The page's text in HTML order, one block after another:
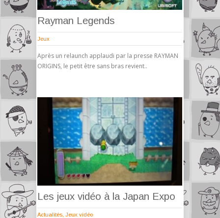
Rayman Legends
Jeux
Après un relaunch applaudi par la presse RAYMAN
ORIGINS, le petit être sans bras revient..
Les jeux vidéo à la Japan Expo
Actualités Jeux vidéo